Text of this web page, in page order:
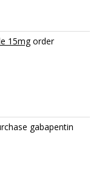
15mgorder
gabapentin